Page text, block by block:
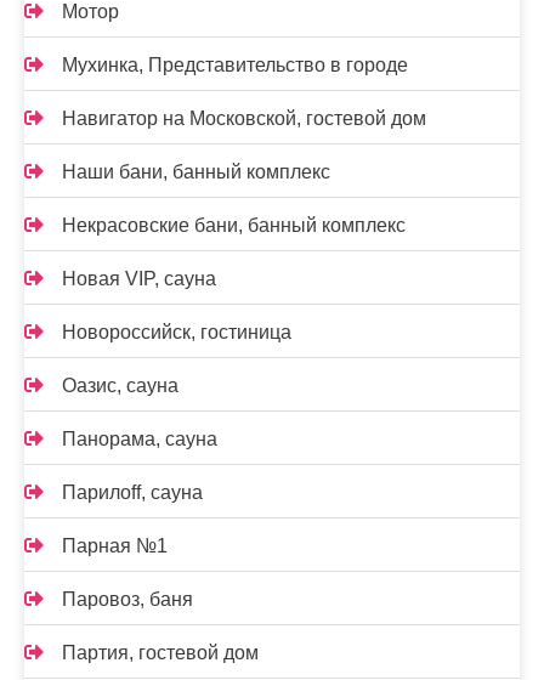
Мотор
Мухинка, Представительство в городе
Навигатор на Московской, гостевой дом
Наши бани, банный комплекс
Некрасовские бани, банный комплекс
Новая VIP, сауна
Новороссийск, гостиница
Оазис, сауна
Панорама, сауна
Парилоff, сауна
Парная №1
Паровоз, баня
Партия, гостевой дом